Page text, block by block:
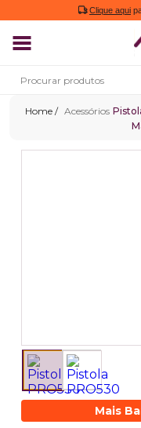
Clique aqui
Acessórios
Mais